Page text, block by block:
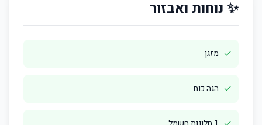
✨ נוחות ואבזור
✓ מזגן
✓ הגה כוח